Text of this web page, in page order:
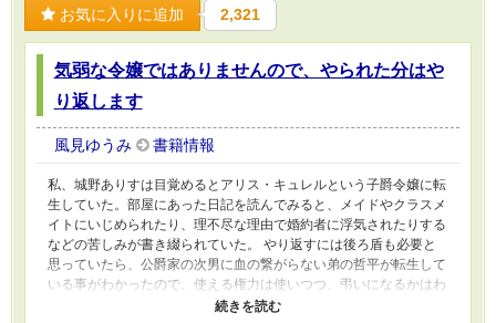
お気に入りに追加 2,321
気弱な令嬢ではありませんので、やられた分はや
り返します
風見ゆうみ 書籍情報
私、城野ありすは目覚めるとアリス・キュレルという子爵令嬢に転
生していた。部屋にあった日記を読んでみると、メイドやクラスメ
イトにいじめられたり、理不尽な理由で婚約者に浮気されたりする
などの苦しみが書き綴られていた。 やり返すには後ろ盾も必要と
思っていたら、公爵家の次男に血の繋がらない弟の哲平が転生して
いる事がわかったので、使える権力は使いつつ、弔いになるかはわ
からないけれど、やられた分はやり返させてもらうわ。 ※以前に